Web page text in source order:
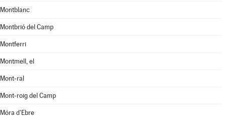
Montblanc
Montbrió del Camp
Montferri
Montmell, el
Mont-ral
Mont-roig del Camp
Móra d'Ebre